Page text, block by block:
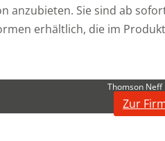
anzubieten. Sie sind ab
erhältlich, die im
Thomson
Zur